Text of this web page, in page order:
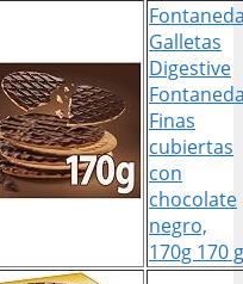
Galletas
Digestive
Finas
cubiertas
con
chocolate
negro,
170g 170 g